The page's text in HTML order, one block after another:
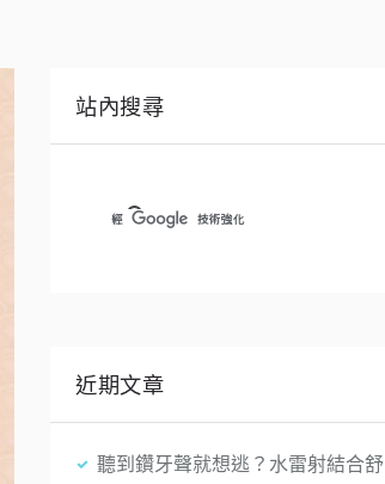
站內搜尋
近期文章
聽到鑽牙聲就想逃？水雷射結合舒